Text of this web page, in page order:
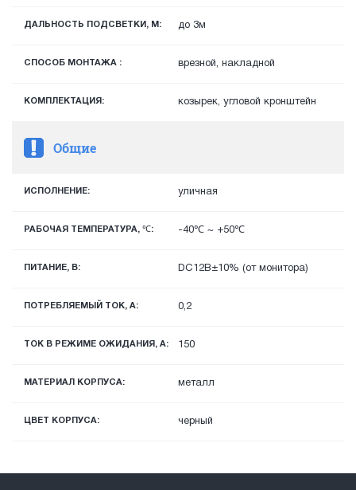
ДАЛЬНОСТЬ ПОДСВЕТКИ, М: до 3м
СПОСОБ МОНТАЖА : врезной, накладной
КОМПЛЕКТАЦИЯ: козырек, угловой кронштейн
Общие
ИСПОЛНЕНИЕ: уличная
РАБОЧАЯ ТЕМПЕРАТУРА, ℃: -40℃ ~ +50℃
ПИТАНИЕ, В: DC12В±10% (от монитора)
ПОТРЕБЛЯЕМЫЙ ТОК, А: 0,2
ТОК В РЕЖИМЕ ОЖИДАНИЯ, A: 150
МАТЕРИАЛ КОРПУСА: металл
ЦВЕТ КОРПУСА: черный